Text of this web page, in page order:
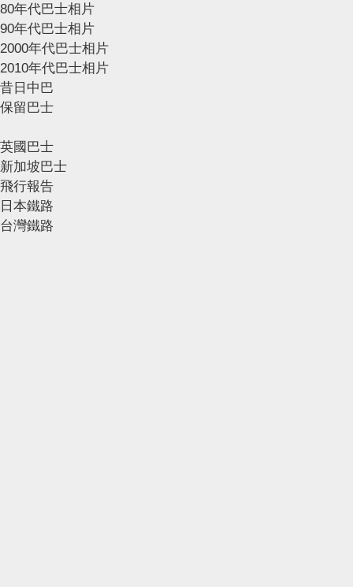
80年代巴士相片
90年代巴士相片
2000年代巴士相片
2010年代巴士相片
昔日中巴
保留巴士
英國巴士
新加坡巴士
飛行報告
日本鐵路
台灣鐵路